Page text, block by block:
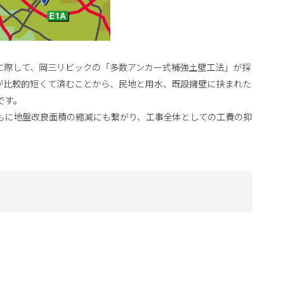
して、岡三リビックの「多数アンカー式補強土壁工法」が採
較的短くて済むことから、民地と用水、既設擁壁に挟まれた
。
地盤改良面積の縮減にも繋がり、工事全体としての工費の抑